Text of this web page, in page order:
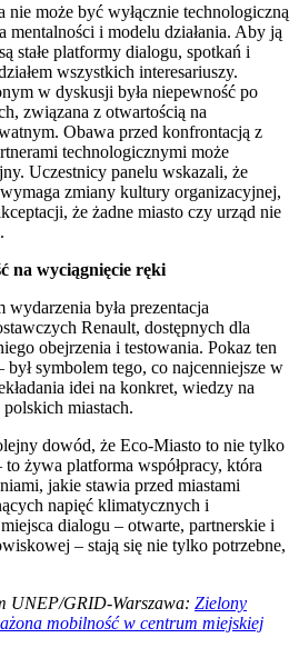
nie może być wyłącznie technologiczną
mentalności i modelu działania. Aby ją
stałe platformy dialogu, spotkań i
wszystkich interesariuszy.
w dyskusji była niepewność po
związana z otwartością na
Obawa przed konfrontacją z
technologicznymi może
Uczestnicy panelu wskazali, że
zmiany kultury organizacyjnej,
że żadne miasto czy urząd nie
na wyciągnięcie ręki
była prezentacja
Renault, dostępnych dla
obejrzenia i testowania. Pokaz ten
był symbolem tego, co najcenniejsze w
idei na konkret, wiedzy na
miastach.
dowód, że Eco-Miasto to nie tylko
żywa platforma współpracy, która
jakie stawia przed miastami
napięć klimatycznych i
dialogu – otwarte, partnerskie i
– stają się nie tylko potrzebne,
UNEP/GRID-Warszawa: Zielony
mobilność w centrum miejskiej